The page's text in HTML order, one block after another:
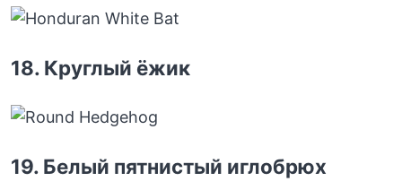
18. Круглый ёжик
19. Белый пятнистый иглобрюх